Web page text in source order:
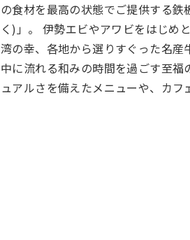
の食材を最高の状態でご提供する鉄
く)」。 伊勢エビやアワビをはじめ
湾の幸、各地から選りすぐった名
中に流れる和みの時間を過ごす至
ュアルさを備えたメニューや、カ